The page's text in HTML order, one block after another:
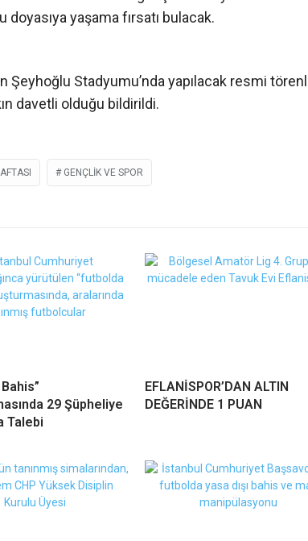
yaşama fırsatı bulacak.
Şeyhoğlu Stadyumu’nda yapılacak resmi
davetli olduğu bildirildi.
GENÇLIK VE SPOR
29 Şüpheliye
Talebi
EFLANİSPOR’DAN ALTIN
DEĞERİNDE 1 PUAN